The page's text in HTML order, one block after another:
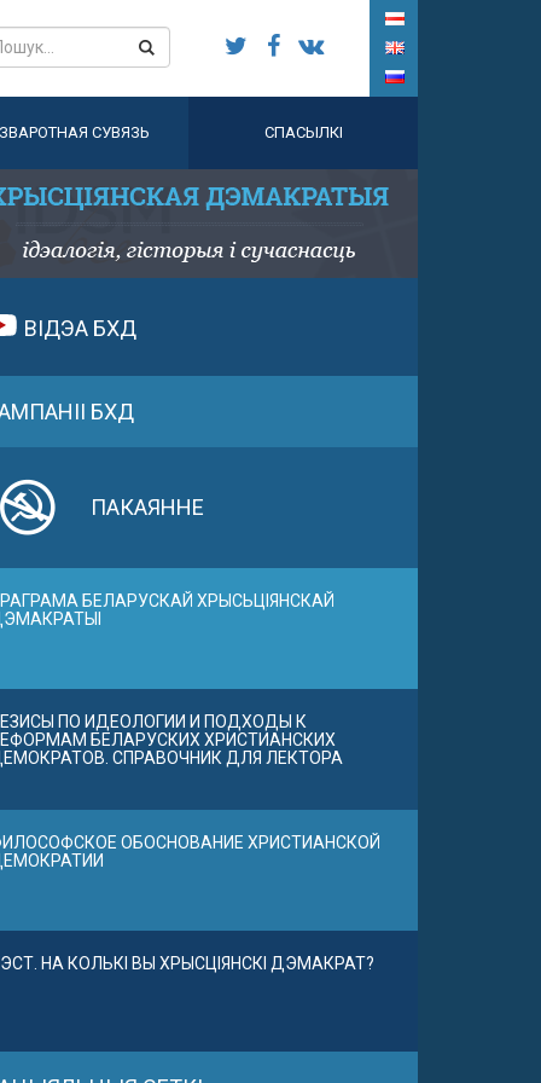
ЗВАРОТНАЯ СУВЯЗЬ СПАСЫЛКІ
ВІДЭА БХД
БХД
ПАКАЯННЕ
БЕЛАРУСКАЙ ХРЫСЬЦІЯНСКАЙ
ПО ИДЕОЛОГИИ И ПОДХОДЫ К
БЕЛАРУСКИХ ХРИСТИАНСКИХ
СПРАВОЧНИК ДЛЯ ЛЕКТОРА
ОБОСНОВАНИЕ ХРИСТИАНСКОЙ
НА КОЛЬКІ ВЫ ХРЫСЦІЯНСКІ ДЭМАКРАТ?